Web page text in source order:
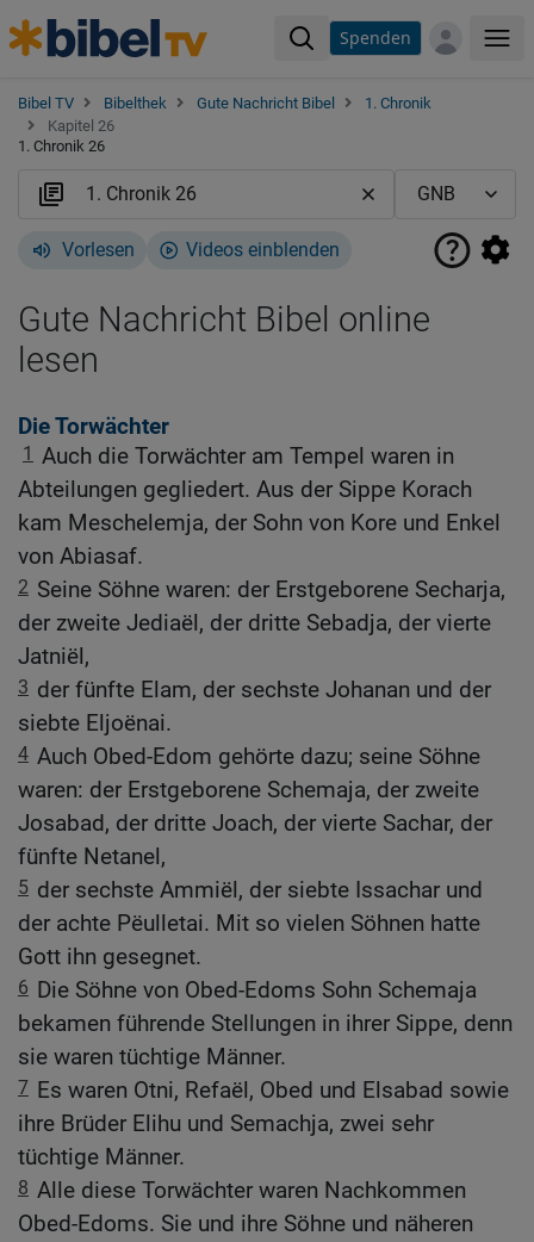
Spenden
Bibel TV Bibelthek Gute Nachricht Bibel
1. Chronik
Kapitel 26
1. Chronik 26
Vorlesen Videos einblenden
Gute Nachricht Bibel online
lesen
Die Torwächter
1 Auch die Torwächter am Tempel waren in
Abteilungen gegliedert. Aus der Sippe Korach
kam Meschelemja, der Sohn von Kore und Enkel
von Abiasaf.
2 Seine Söhne waren: der Erstgeborene Secharja,
der zweite Jediaël, der dritte Sebadja, der vierte
Jatniël,
3 der fünfte Elam, der sechste Johanan und der
siebte Eljoënai.
4 Auch Obed-Edom gehörte dazu; seine Söhne
waren: der Erstgeborene Schemaja, der zweite
Josabad, der dritte Joach, der vierte Sachar, der
fünfte Netanel,
5 der sechste Ammiël, der siebte Issachar und
der achte Pëulletai. Mit so vielen Söhnen hatte
Gott ihn gesegnet.
6 Die Söhne von Obed-Edoms Sohn Schemaja
bekamen führende Stellungen in ihrer Sippe, denn
sie waren tüchtige Männer.
7 Es waren Otni, Refaël, Obed und Elsabad sowie
ihre Brüder Elihu und Semachja, zwei sehr
tüchtige Männer.
8 Alle diese Torwächter waren Nachkommen
Obed-Edoms. Sie und ihre Söhne und näheren